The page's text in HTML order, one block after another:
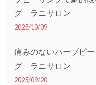
グ ラニサロン
2025/10/09
痛みのないハーブピ
グ ラニサロン
2025/09/20